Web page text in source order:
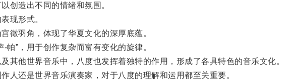
造出不同的情绪和氛围。
现形式。
羽角，体现了华夏文化的深厚底蕴。
”，用于创作复杂而富有变化的旋律。
他世界音乐中，八度也发挥着独特的作用，形成了各具特色的音乐文化。
还是世界音乐演奏家，对于八度的理解和运用都至关重要。